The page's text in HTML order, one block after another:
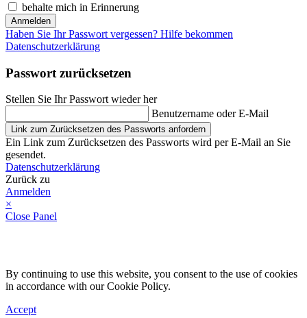
behalte mich in Erinnerung
Anmelden
Haben Sie Ihr Passwort vergessen? Hilfe bekommen
Datenschutzerklärung
Passwort zurücksetzen
Stellen Sie Ihr Passwort wieder her
Benutzername oder E-Mail
Link zum Zurücksetzen des Passworts anfordern
Ein Link zum Zurücksetzen des Passworts wird per E-Mail an Sie
gesendet.
Datenschutzerklärung
Zurück zu
Anmelden
×
Close Panel
By continuing to use this website, you consent to the use of cookies
in accordance with our Cookie Policy.
Accept